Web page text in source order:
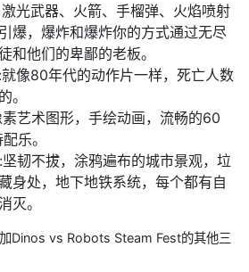
光武器、火箭、手榴弹、火焰喷射
爆，爆炸和爆炸你的方式通过无尽
和他们的卑鄙的老板。
像80年代的动作片一样，死亡人数
。
艺术图形，手绘动画，流畅的60
乐。
韧不拔，涂鸦遍布的城市景观，垃
身处，地下地铁系统，每个都有自
灭。
Dinos vs Robots Steam Fest的其他三